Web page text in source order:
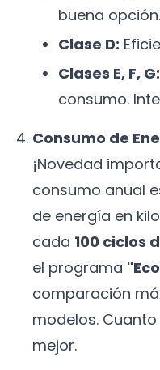
buena opción.
Clase D:
Clases E, F, G:
consumo.
Consumo de
¡Novedad
consumo anual
de energía en
cada 100 ciclos
el programa
comparación
modelos.
mejor.